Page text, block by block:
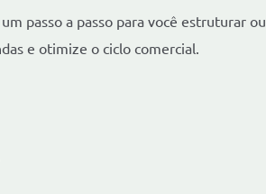
passo a passo para você estruturar ou
e otimize o ciclo comercial.